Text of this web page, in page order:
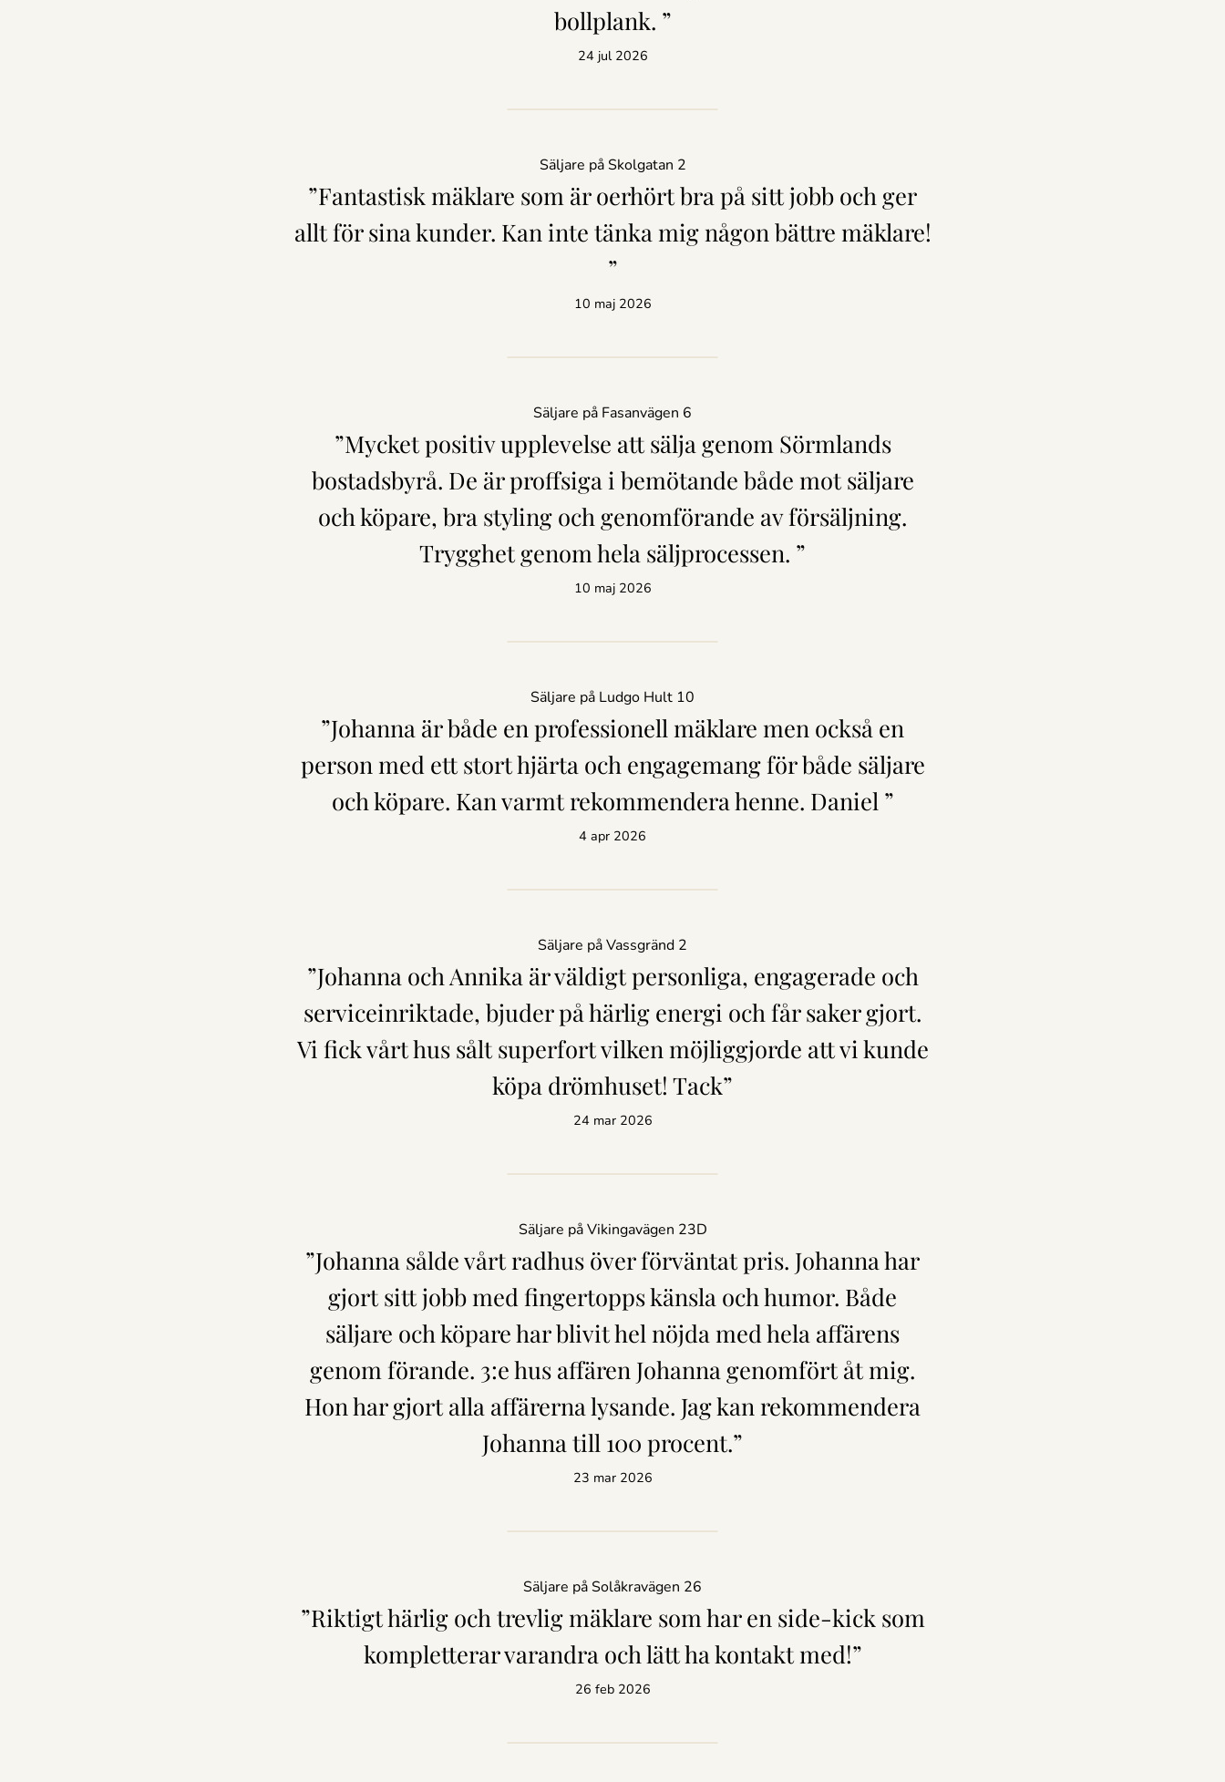
bollplank. ”
24 jul 2026
Säljare på Skolgatan 2
”Fantastisk mäklare som är oerhört bra på sitt jobb och ger
allt för sina kunder. Kan inte tänka mig någon bättre mäklare!
”
10 maj 2026
Säljare på Fasanvägen 6
”Mycket positiv upplevelse att sälja genom Sörmlands
bostadsbyrå. De är proffsiga i bemötande både mot säljare
och köpare, bra styling och genomförande av försäljning.
Trygghet genom hela säljprocessen. ”
10 maj 2026
Säljare på Ludgo Hult 10
”Johanna är både en professionell mäklare men också en
person med ett stort hjärta och engagemang för både säljare
och köpare. Kan varmt rekommendera henne. Daniel ”
4 apr 2026
Säljare på Vassgränd 2
”Johanna och Annika är väldigt personliga, engagerade och
serviceinriktade, bjuder på härlig energi och får saker gjort.
Vi fick vårt hus sålt superfort vilken möjliggjorde att vi kunde
köpa drömhuset! Tack”
24 mar 2026
Säljare på Vikingavägen 23D
”Johanna sålde vårt radhus över förväntat pris. Johanna har
gjort sitt jobb med fingertopps känsla och humor. Både
säljare och köpare har blivit hel nöjda med hela affärens
genom förande. 3:e hus affären Johanna genomfört åt mig.
Hon har gjort alla affärerna lysande. Jag kan rekommendera
Johanna till 100 procent.”
23 mar 2026
Säljare på Solåkravägen 26
”Riktigt härlig och trevlig mäklare som har en side-kick som
kompletterar varandra och lätt ha kontakt med!”
26 feb 2026